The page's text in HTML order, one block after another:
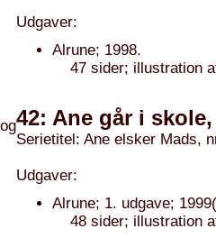
Udgaver:
Alrune; 1998.
47 sider; illustration
42: Ane går i skole,
Serietitel: Ane elsker Mads,
Udgaver:
Alrune; 1. udgave;
48 sider; illustration